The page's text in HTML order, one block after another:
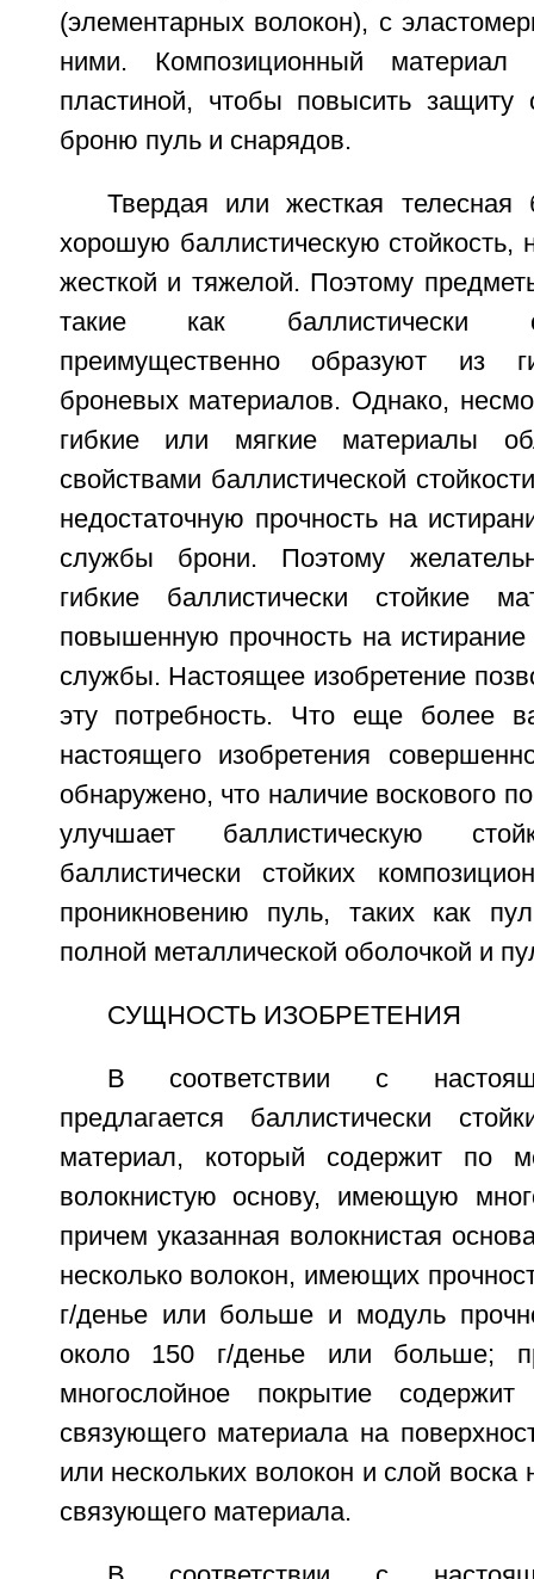
(элементарных волокон), с
ними. Композиционный
пластиной, чтобы повысить защиту
броню пуль и снарядов.
Твердая или жесткая телесная
хорошую баллистическую стойкость,
жесткой и тяжелой. Поэтому
такие как баллистически
преимущественно образуют из
броневых материалов. Однако,
гибкие или мягкие материалы
свойствами баллистической
недостаточную прочность на
службы брони. Поэтому
гибкие баллистически стойкие
повышенную прочность на
службы. Настоящее изобретение
эту потребность. Что еще более
настоящего изобретения
обнаружено, что наличие воскового
улучшает баллистическую
баллистически стойких
проникновению пуль, таких как
полной металлической оболочкой и
СУЩНОСТЬ ИЗОБРЕТЕНИЯ
В соответствии с
предлагается баллистически
материал, который содержит по
волокнистую основу, имеющую
причем указанная волокнистая
несколько волокон, имеющих
г/денье или больше и модуль
около 150 г/денье или больше;
многослойное покрытие
связующего материала на
или нескольких волокон и слой воска
связующего материала.